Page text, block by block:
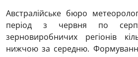
Австралійське бюро
період з червня по
зерновиробничих регіонів
нижчою за середню.